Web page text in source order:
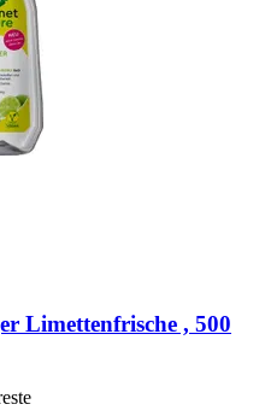
Limettenfrische , 500